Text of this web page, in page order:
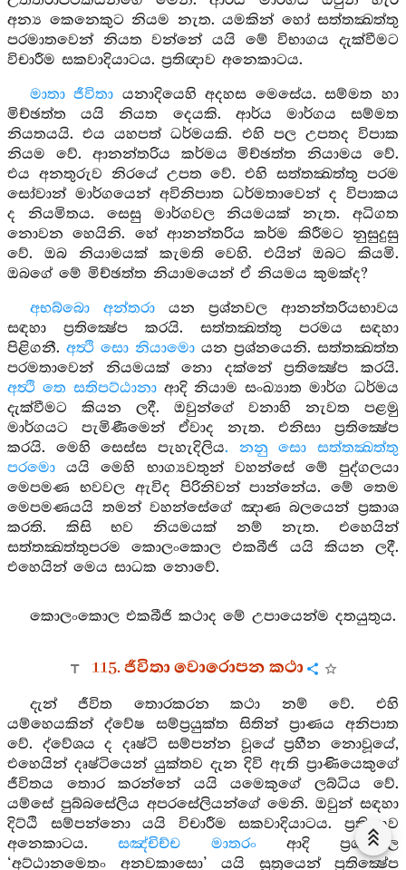
අන්‍ය කෙනෙකුට නියම නැත. යමකින් හෝ සත්තක්‍ඛත්තු
පරමාතවෙන් නියත වන්නේ යයි මේ විභාගය දැක්වීමට
විචාරීම සකවාදියාටය. ප්‍රතිඥාව අනෙකාටය.
මාතා ජීවිතා යනාදියෙහි අදහස මෙසේය. සම්මත හා
මිච්ඡත්ත යයි නියත දෙයකි. ආර්ය මාර්ගය සම්මත
නියතයයි. එය යහපත් ධර්මයකි. එහි පල උපතද විපාක
නියම වේ. ආනන්තරිය කර්මය මිච්ඡත්ත නියාමය වේ.
එය අනතුරුව නිරයේ උපත වේ. එහි සත්තක්‍ඛත්තු පරම
සෝවාන් මාර්ගයෙන් අවිනිපාත ධර්මතාවෙන් ද විපාකය
ද නියමිතය. සෙසු මාර්ගවල නියමයක් නැත. අධිගත
නොවන හෙයිනි. හේ ආනන්තරිය කර්ම කිරීමට නුසුදුසු
වේ. ඔබ නියාමයක් කැමති වෙහි. එයින් ඔබට කියමි.
ඔබගේ මේ මිච්ඡත්ත නියාමයෙන් ඒ නියමය කුමක්ද?
අභබ්බො අන්තරායන ප්‍රශ්නවල ආනන්තරියභාවය
සඳහා ප්‍රතික්‍ෂේප කරයි. සත්තක්‍ඛත්තු පරමය සඳහා
පිළිගනී. අත්‍ථි සො නියාමො යන ප්‍රශ්නයෙනි. සත්තක්‍ඛත්ත
පරමතාවෙන් නියමයක් නො දක්නේ ප්‍රතික්‍ෂේප කරයි.
අත්‍ථි තෙ සතිපට්ඨානාආදි නියාම සංඛ්‍යාත මාර්ග ධර්මය
දැක්වීමට කියන ලදී. ඔවුන්ගේ වනාහි නැවත පළමු
මාර්ගයට පැමිණීමෙන් ඒවාද නැත. එනිසා ප්‍රතික්‍ෂේප
කරයි. මෙහි සෙස්ස පැහැදිලිය. නනු සො සත්තක්‍ඛත්තු
පරමො යයි මෙහි භාග්‍යවතුන් වහන්සේ මේ පුද්ගලයා
මෙපමණ භවවල ඇවිද පිරිනිවන් පාන්නේය. මේ තෙම
මෙපමණයයි තමන් වහන්සේගේ ඤාණ බලයෙන් ප්‍රකාශ
කරති. කිසි භව නියමයක් නම් නැත. එහෙයින්
සත්තක්‍ඛත්තුපරම කොලංකොල එකබීජි යයි කියන ලදී.
එහෙයින් මෙය සාධක නොවේ.
කොලංකොල එකබීජි කථාද මේ උපායෙන්ම දතයුතුය.
115. ජීවිතා වොරොපන කථා
දැන් ජීවිත තොරකරන කථා නම් වේ. එහි
යම්හෙයකින් ද්වේෂ සම්ප්‍රයුක්ත සිතින් ප්‍රාණය අනිපාත
වේ. ද්වේශය ද දෘෂ්ටි සම්පන්න වූයේ ප්‍රහීන නොවූයේ,
එහෙයින් දෘෂ්ටියෙන් යුක්තව දැන දිවි ඇති ප්‍රාණියෙකුගේ
ජීවිතය තොර කරන්නේ යයි යමෙකුගේ ලබ්ධිය වේ.
යම්සේ පුබ්බසේලිය අපරසේලියන්ගේ මෙනි. ඔවුන් සඳහා
දිට්ඨි සම්පන්නො යයි විචාරීම සකවාදියාටය. ප්‍රතිඥාව
අනෙකාටය.සඤ්චිච්ච මාතරංආදි ප්‍රශ්නවල
‘අට්ඨානමෙතං අනවකාසො’ යයි සූත්‍රයෙන් ප්‍රතික්‍ෂේප